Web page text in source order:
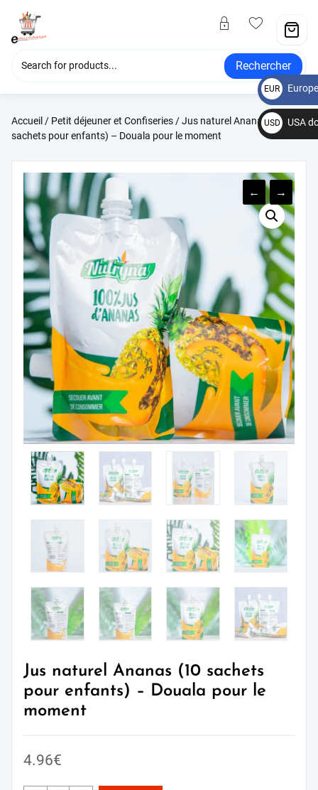
Rechercher
Accueil / Petit déjeuner et Confiseries/ Jus naturel Ananas (10
sachets pour enfants) – Douala pour le moment
← →
Jus naturel Ananas (10 sachets
pour enfants) – Douala pour le
moment
4.96€
EUR
€
USD
$
USA